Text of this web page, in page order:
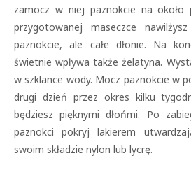
zamocz w niej paznokcie na około
przygotowanej maseczce
paznokcie, ale całe dłonie. Na
świetnie wpływa także żelatyna.
w szklance wody. Mocz paznokcie w
drugi dzień przez okres kilku
będziesz pięknymi dłońmi. Po
paznokci pokryj lakierem
swoim składzie nylon lub lycrę.